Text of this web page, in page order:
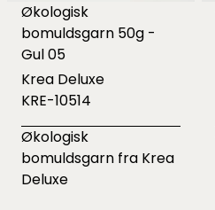
Økologisk
bomuldsgarn 50g -
Gul 05
Krea Deluxe
KRE-10514
Økologisk
bomuldsgarn fra Krea
Deluxe